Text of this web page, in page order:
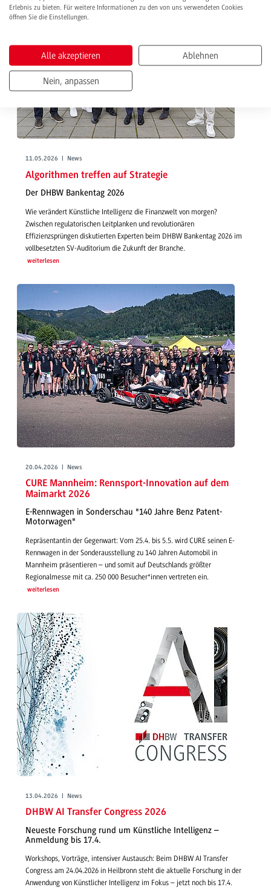
11.05.2026 | News
Algorithmen treffen auf Strategie
Der DHBW Bankentag 2026
Wie verändert Künstliche Intelligenz die Finanzwelt von morgen?
Zwischen regulatorischen Leitplanken und revolutionären
Effizienzsprüngen diskutierten Experten beim DHBW Bankentag 2026 im
vollbesetzten SV-Auditorium die Zukunft der Branche.
weiterlesen
20.04.2026 | News
CURE Mannheim: Rennsport-Innovation auf dem
Maimarkt 2026
E-Rennwagen in Sonderschau "140 Jahre Benz Patent-
Motorwagen"
Repräsentantin der Gegenwart: Vom 25.4. bis 5.5. wird CURE seinen E-
Rennwagen in der Sonderausstellung zu 140 Jahren Automobil in
Mannheim präsentieren – und somit auf Deutschlands größter
Regionalmesse mit ca. 250 000 Besucher*innen vertreten ein.
weiterlesen
13.04.2026 | News
DHBW AI Transfer Congress 2026
Neueste Forschung rund um Künstliche Intelligenz –
Anmeldung bis 17.4.
Workshops, Vorträge, intensiver Austausch: Beim DHBW AI Transfer
Congress am 24.04.2026 in Heilbronn steht die aktuelle Forschung in der
Anwendung von Künstlicher Intelligenz im Fokus – jetzt noch bis 17.4.
Erlebnis zu bieten. Für weitere Informationen zu den von uns verwendeten Cookies
öffnen Sie die Einstellungen.
Alle akzeptieren Ablehnen
Nein, anpassen